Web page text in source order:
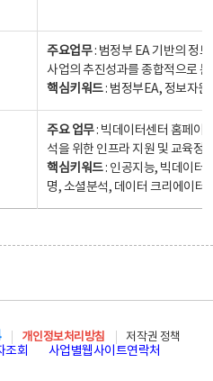
주요업무: 범정부 EA 기반의 정
사업의 추진성과를 종합적으로
핵심키워드: 범정부EA, 정보자
주요 업무: 빅데이터센터 홈페이
석을 위한 인프라 지원 및 교육정
핵심키워드: 인공지능, 빅데이터,
명, 소셜분석, 데이터 크리에이터
개인정보처리방침
저작권 정책
조회 사업별웹사이트연락처